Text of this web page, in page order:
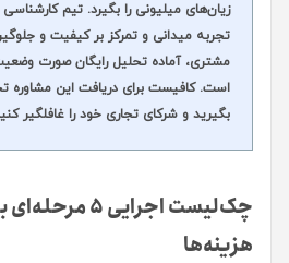
زیان‌های میلیونی را بگیرد. تیم کارشناسی
تجربه میدانی و تمرکز بر کیفیت و
مشتری، آماده تحلیل رایگان صورت
است. کافیست برای دریافت این مشاوره
بگیرید و شرکای تجاری خود را غافلگیر
چک‌لیست اجرایی
هزینه‌ها